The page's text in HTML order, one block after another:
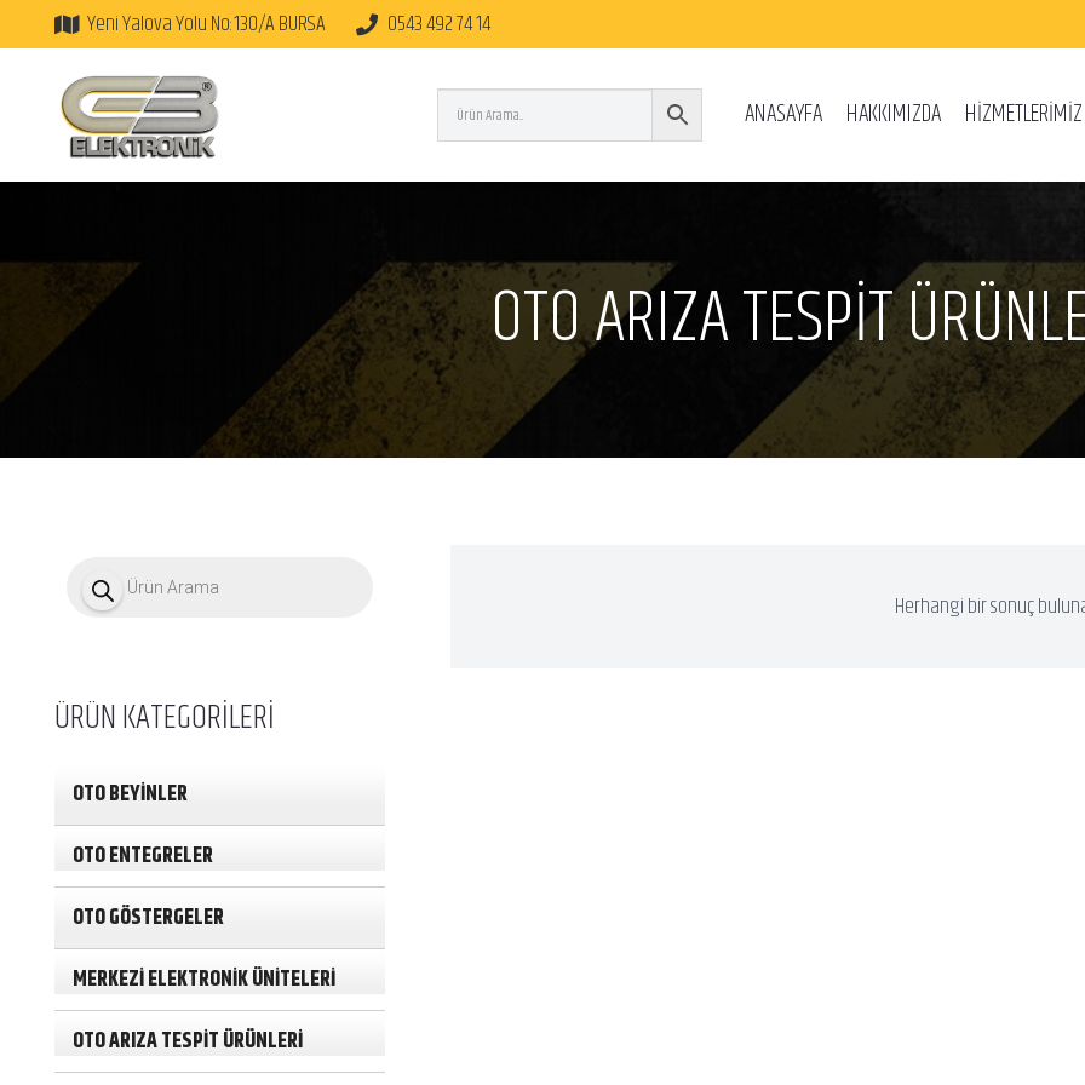
Yeni Yalova Yolu No:130/A BURSA 0543 492 74 14
ANASAYFA HAKKIMIZDA HİZMETLERİMİZ
OTO ARIZA TESPİT
t
s
a
c
h
ÜRÜN KATEGORİLERİ
OTO BEYİNLER
OTO ENTEGRELER
OTO GÖSTERGELER
MERKEZİ ELEKTRONİK ÜNİTELERİ
OTO ARIZA TESPİT ÜRÜNLERİ
Herhangi bir sonuç